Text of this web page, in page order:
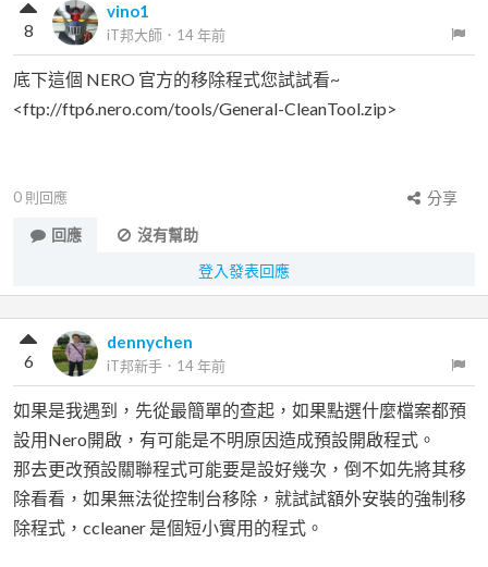
vino1
iT邦大師 ． 14 年前
8
底下這個 NERO 官方的移除程式您試試看~
<ftp://ftp6.nero.com/tools/General-CleanTool.zip>
0 則回應
分享
回應
沒有幫助
登入發表回應
dennychen
iT邦新手 ． 14 年前
6
如果是我遇到，先從最簡單的查起，如果點選什麼檔案都預
設用Nero開啟，有可能是不明原因造成預設開啟程式。
那去更改預設關聯程式可能要是設好幾次，倒不如先將其移
除看看，如果無法從控制台移除，就試試額外安裝的強制移
除程式，ccleaner 是個短小實用的程式。